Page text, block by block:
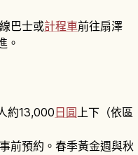
巴士或計程車前往扇澤
。
約13,000 日圓上下（依區
前預約。春季黃金週與秋